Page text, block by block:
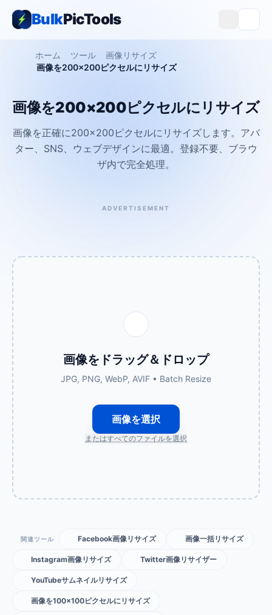
BulkPicTools
ホーム ツール
画像リサイズ
画像を200×200ピクセルにリサイズ
画像を200×200ピクセルにリサイズ
画像を正確に200×200ピクセルにリサイズします。アバ
ター、SNS、ウェブデザインに最適。登録不要、ブラウ
ザ内で完全処理。
ADVERTISEMENT
画像をドラッグ＆ドロップ
JPG, PNG, WebP, AVIF • Batch Resize
画像を選択
またはすべてのファイルを選択
関連ツール Facebook画像リサイズ 画像一括リサイズ
Instagram画像リサイズ Twitter画像リサイザー
YouTubeサムネイルリサイズ
画像を100×100ピクセルにリサイズ